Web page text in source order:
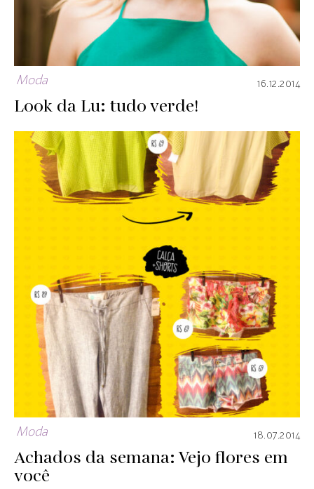
Moda 16.12.2014
Look da Lu: tudo verde!
Moda 18.07.2014
Achados da semana: Vejo flores em
você